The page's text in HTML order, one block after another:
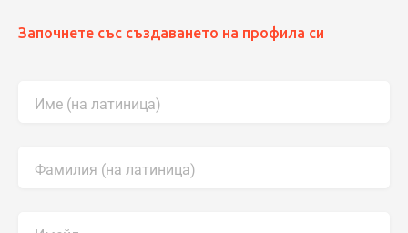
Започнете със създаването на профила си
Име (на латиница)
Фамилия (на латиница)